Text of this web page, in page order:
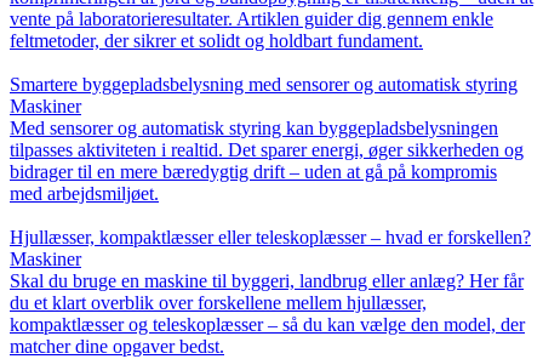
vente på laboratorieresultater. Artiklen guider dig gennem enkle
feltmetoder, der sikrer et solidt og holdbart fundament.
Smartere byggepladsbelysning med sensorer og automatisk styring
Maskiner
Med sensorer og automatisk styring kan byggepladsbelysningen
tilpasses aktiviteten i realtid. Det sparer energi, øger sikkerheden og
bidrager til en mere bæredygtig drift – uden at gå på kompromis
med arbejdsmiljøet.
Hjullæsser, kompaktlæsser eller teleskoplæsser – hvad er forskellen?
Maskiner
Skal du bruge en maskine til byggeri, landbrug eller anlæg? Her får
du et klart overblik over forskellene mellem hjullæsser,
kompaktlæsser og teleskoplæsser – så du kan vælge den model, der
matcher dine opgaver bedst.